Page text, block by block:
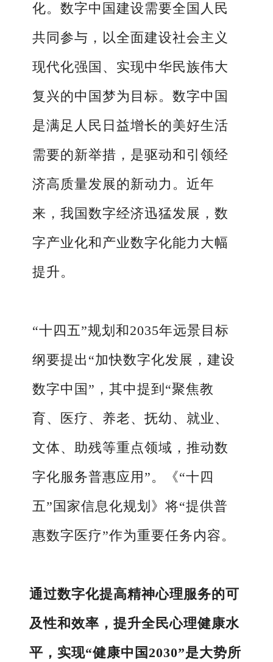
化。数字中国建设需要全国人民
共同参与，以全面建设社会主义
现代化强国、实现中华民族伟大
复兴的中国梦为目标。数字中国
是满足人民日益增长的美好生活
需要的新举措，是驱动和引领经
济高质量发展的新动力。近年
来，我国数字经济迅猛发展，数
字产业化和产业数字化能力大幅
提升。
“十四五”规划和2035年远景目标
纲要提出“加快数字化发展，建设
数字中国”，其中提到“聚焦教
育、医疗、养老、抚幼、就业、
文体、助残等重点领域，推动数
字化服务普惠应用”。《“十四
五”国家信息化规划》将“提供普
惠数字医疗”作为重要任务内容。
通过数字化提高精神心理服务的可
及性和效率，提升全民心理健康水
平，实现“健康中国2030”是大势所